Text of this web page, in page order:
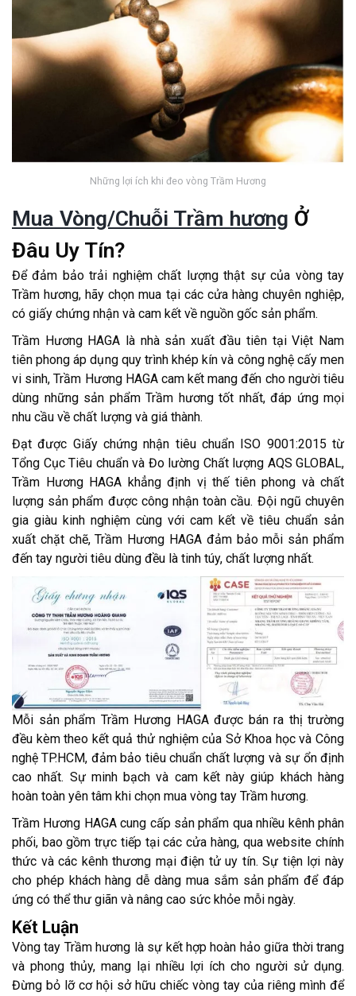
Những lợi ích khi đeo vòng Trầm Hương
Mua Vòng/Chuỗi Trầm hương Ở
Đâu Uy Tín?
Để đảm bảo trải nghiệm chất lượng thật sự của vòng tay
Trầm hương, hãy chọn mua tại các cửa hàng chuyên nghiệp,
có giấy chứng nhận và cam kết về nguồn gốc sản phẩm.
Trầm Hương HAGA là nhà sản xuất đầu tiên tại Việt Nam
tiên phong áp dụng quy trình khép kín và công nghệ cấy men
vi sinh, Trầm Hương HAGA cam kết mang đến cho người tiêu
dùng những sản phẩm Trầm hương tốt nhất, đáp ứng mọi
nhu cầu về chất lượng và giá thành.
Đạt được Giấy chứng nhận tiêu chuẩn ISO 9001:2015 từ
Tổng Cục Tiêu chuẩn và Đo lường Chất lượng AQS GLOBAL,
Trầm Hương HAGA khẳng định vị thế tiên phong và chất
lượng sản phẩm được công nhận toàn cầu. Đội ngũ chuyên
gia giàu kinh nghiệm cùng với cam kết về tiêu chuẩn sản
xuất chặt chẽ, Trầm Hương HAGA đảm bảo mỗi sản phẩm
đến tay người tiêu dùng đều là tinh túy, chất lượng nhất.
Mỗi sản phẩm Trầm Hương HAGA được bán ra thị trường
đều kèm theo kết quả thử nghiệm của Sở Khoa học và Công
nghệ TP.HCM, đảm bảo tiêu chuẩn chất lượng và sự ổn định
cao nhất. Sự minh bạch và cam kết này giúp khách hàng
hoàn toàn yên tâm khi chọn mua vòng tay Trầm hương.
Trầm Hương HAGA cung cấp sản phẩm qua nhiều kênh phân
phối, bao gồm trực tiếp tại các cửa hàng, qua website chính
thức và các kênh thương mại điện tử uy tín. Sự tiện lợi này
cho phép khách hàng dễ dàng mua sắm sản phẩm để đáp
ứng có thể thư giãn và nâng cao sức khỏe mỗi ngày.
Kết Luận
Vòng tay Trầm hương là sự kết hợp hoàn hảo giữa thời trang
và phong thủy, mang lại nhiều lợi ích cho người sử dụng.
Đừng bỏ lỡ cơ hội sở hữu chiếc vòng tay của riêng mình để